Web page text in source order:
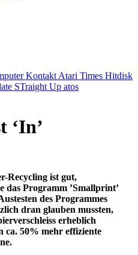
Kontakt Atari Times Hitdisk
STraight Up atos
‘In’
Recycling ist gut,
das Programm ’Smallprint’
des Programmes
dran glauben mussten,
erheblich
ca. 50% mehr effiziente